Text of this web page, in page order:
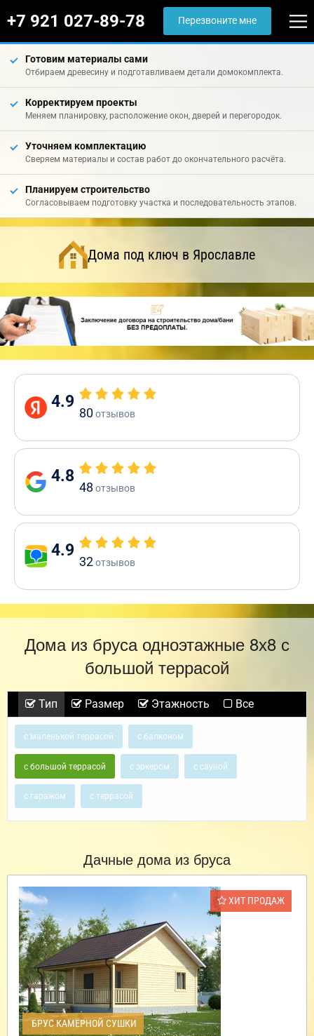
+7 921 027-89-78 Перезвоните мне
Готовим материалы сами
Отбираем древесину и подготавливаем детали домокомплекта.
Корректируем проекты
Меняем планировку, расположение окон, дверей и перегородок.
Уточняем комплектацию
Сверяем материалы и состав работ до окончательного расчёта.
Планируем строительство
Согласовываем подготовку участка и последовательность этапов.
Дома под ключ в Ярославле
4.9
80отзывов
4.8
48 отзывов
4.9
32отзывов
Дома из бруса одноэтажные 8х8 с
большой террасой
Тип Размер Этажность Все
с маленькой террасой с балконом
с большой террасой с эркером с сауной
с гаражом с террасой
Дачные дома из бруса
ХИТ ПРОДАЖ
БРУС КАМЕРНОЙ СУШКИ